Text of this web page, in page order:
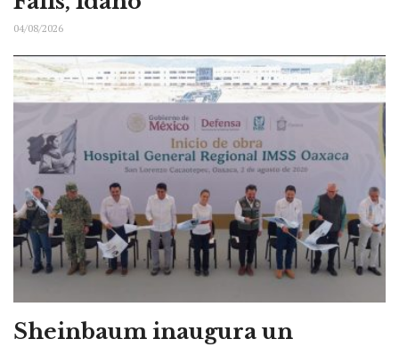
04/08/2026
Sheinbaum inaugura un